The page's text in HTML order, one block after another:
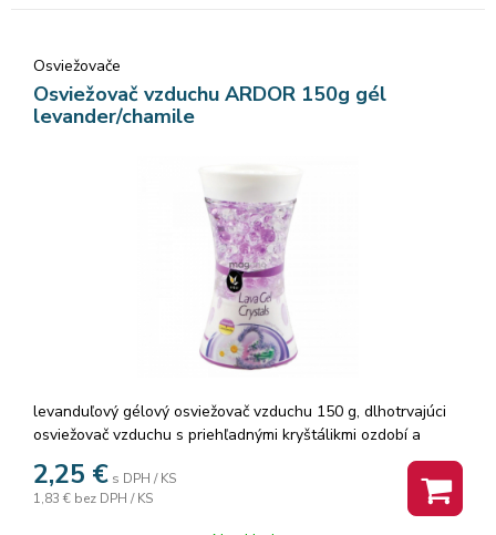
Osviežovače
Osviežovač vzduchu ARDOR 150g gél
levander/chamile
levanduľový gélový osviežovač vzduchu 150 g, dlhotrvajúci
osviežovač vzduchu s priehľadnými kryštálikmi ozdobí a
príjemne prevonia Vašu domácnosť. Neutralizuje zápach.
Návod na použitie: Otvorte vrchnák osviežovača, strhnite
ochrannú fóliu a založte naspäť vrchnák.
2,25 € s DPH / KS
1,83 € bez DPH / KS